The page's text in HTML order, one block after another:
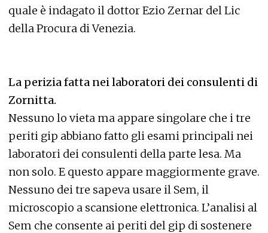
quale è indagato il dottor Ezio Zernar del Lic
della Procura di Venezia.
La perizia fatta nei laboratori dei consulenti di
Zornitta.
Nessuno lo vieta ma appare singolare che i tre
periti gip abbiano fatto gli esami principali nei
laboratori dei consulenti della parte lesa. Ma
non solo. E questo appare maggiormente grave.
Nessuno dei tre sapeva usare il Sem, il
microscopio a scansione elettronica. L’analisi al
Sem che consente ai periti del gip di sostenere